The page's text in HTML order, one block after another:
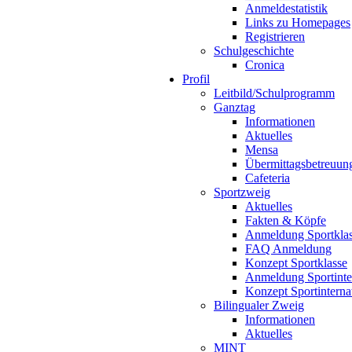
Anmeldestatistik
Links zu Homepages
Registrieren
Schulgeschichte
Cronica
Profil
Leitbild/Schulprogramm
Ganztag
Informationen
Aktuelles
Mensa
Cafeteria
Sportzweig
Aktuelles
Fakten & Köpfe
Anmeldung
FAQ Anmeldung
Konzept Sportklasse
Anmeldung
Konzept
Bilingualer Zweig
Informationen
Aktuelles
MINT